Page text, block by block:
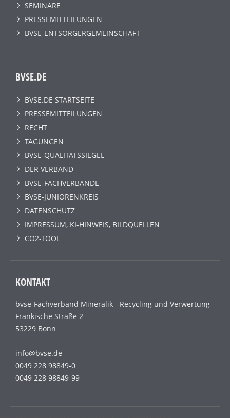
SEMINARE
PRESSEMITTEILUNGEN
BVSE-ENTSORGERGEMEINSCHAFT
BVSE.DE
BVSE.DE STARTSEITE
PRESSEMITTEILUNGEN
RECHT
TAGUNGEN
BVSE-QUALITÄTSSIEGEL
DER VERBAND
BVSE-FACHVERBÄNDE
BVSE-JUNIORENKREIS
DATENSCHUTZ
IMPRESSUM, KI-HINWEIS, BILDQUELLEN
CO2-TOOL
KONTAKT
bvse-Fachverband Mineralik - Recycling und Verwertung
Fränkische Straße 2
53229 Bonn
info@bvse.de
0049 228 98849-0
0049 228 98849-99